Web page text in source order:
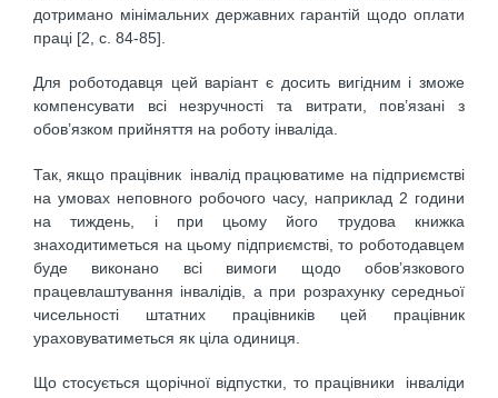
дотримано мінімальних державних гарантій щодо оплати
праці [2, c. 84-85].
Для роботодавця цей варіант є досить вигідним і зможе
компенсувати всі незручності та витрати, пов’язані з
обов’язком прийняття на роботу інваліда.
Так, якщо працівник інвалід працюватиме на підприємстві
на умовах неповного робочого часу, наприклад 2 години
на тиждень, і при цьому його трудова книжка
знаходитиметься на цьому підприємстві, то роботодавцем
буде виконано всі вимоги щодо обов’язкового
працевлаштування інвалідів, а при розрахунку середньої
чисельності штатних працівників цей працівник
ураховуватиметься як ціла одиниця.
Що стосується щорічної відпустки, то працівники інваліди